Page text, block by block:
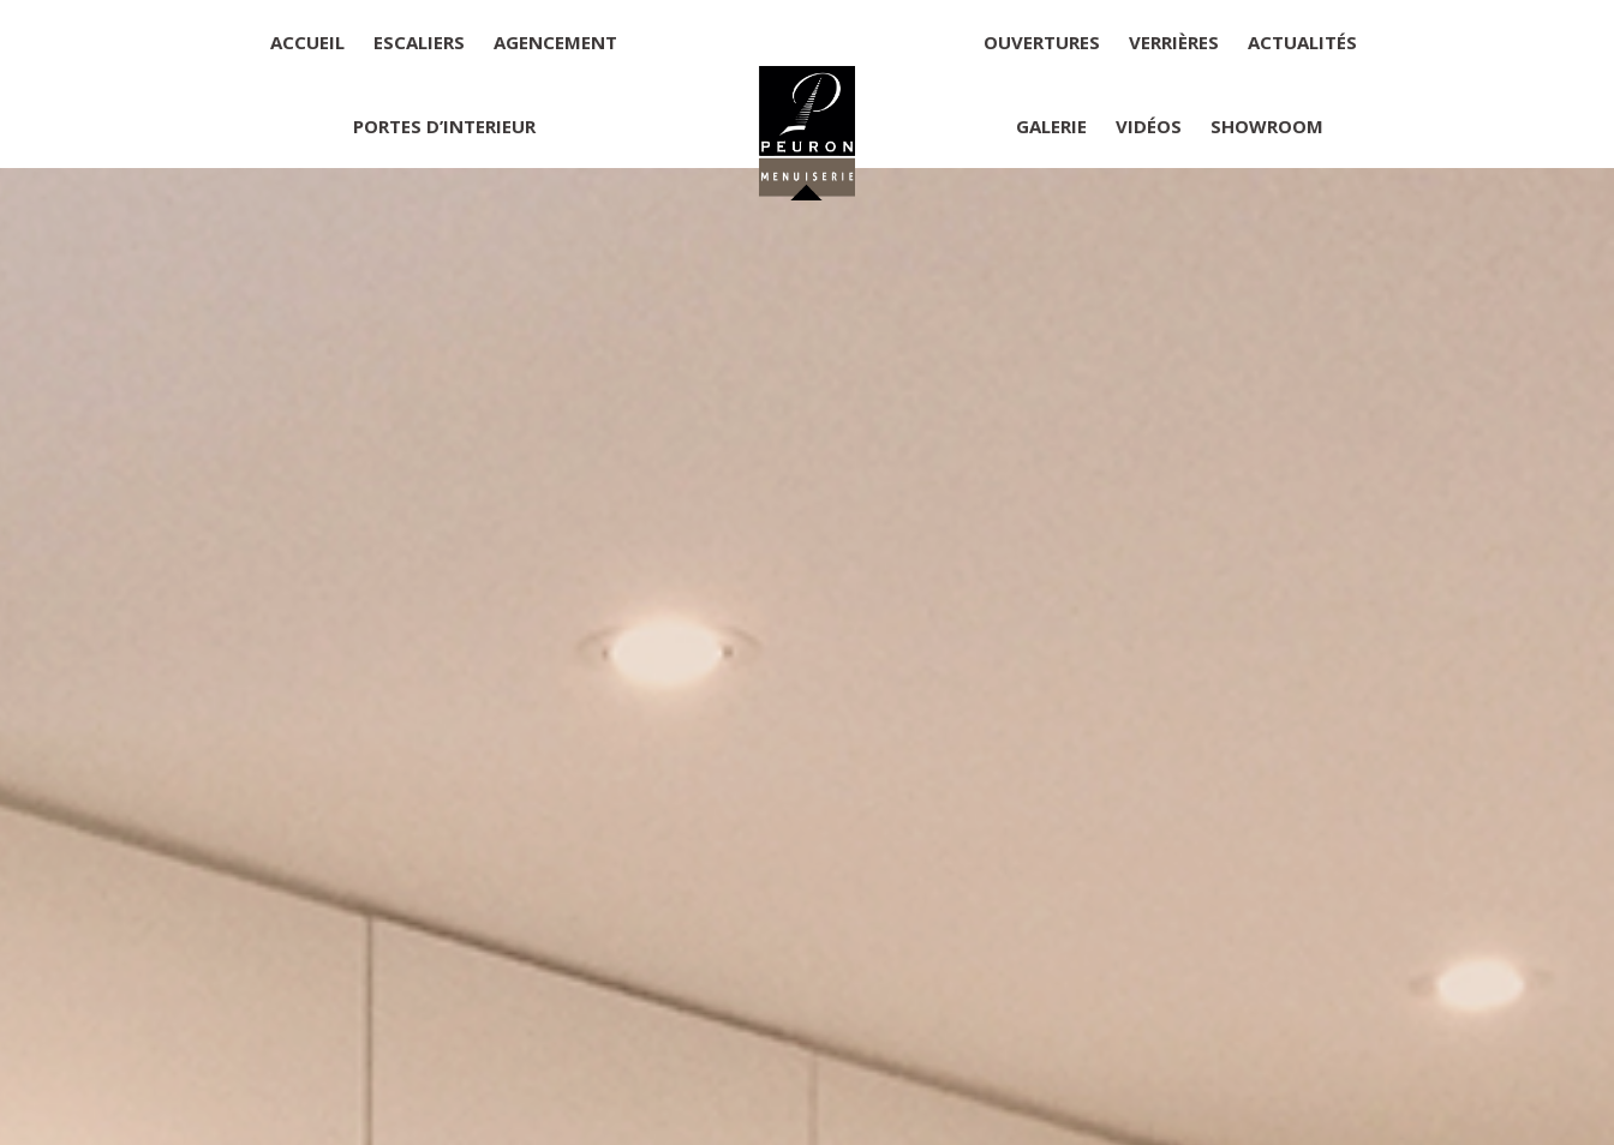
ACCUEIL ESCALIERS AGENCEMENT
PORTES D’INTERIEUR
OUVERTURES VERRIÈRES ACTUALITÉS
GALERIE VIDÉOS SHOWROOM